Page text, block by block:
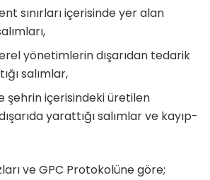
sınırları içerisinde yer alan
yönetimlerin dışarıdan tedarik
salımlar,
şehrin içerisindeki üretilen
yarattığı salımlar ve kayıp-
ve GPC Protokolüne göre;